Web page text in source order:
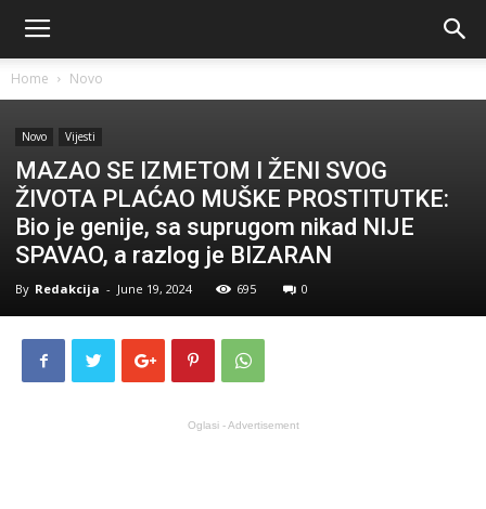
Home Novo
Novo Vijesti
MAZAO SE IZMETOM I ŽENI SVOG
ŽIVOTA PLAĆAO MUŠKE PROSTITUTKE:
Bio je genije, sa suprugom nikad NIJE
SPAVAO, a razlog je BIZARAN
By Redakcija - June 19, 2024 695 0
Oglasi - Advertisement